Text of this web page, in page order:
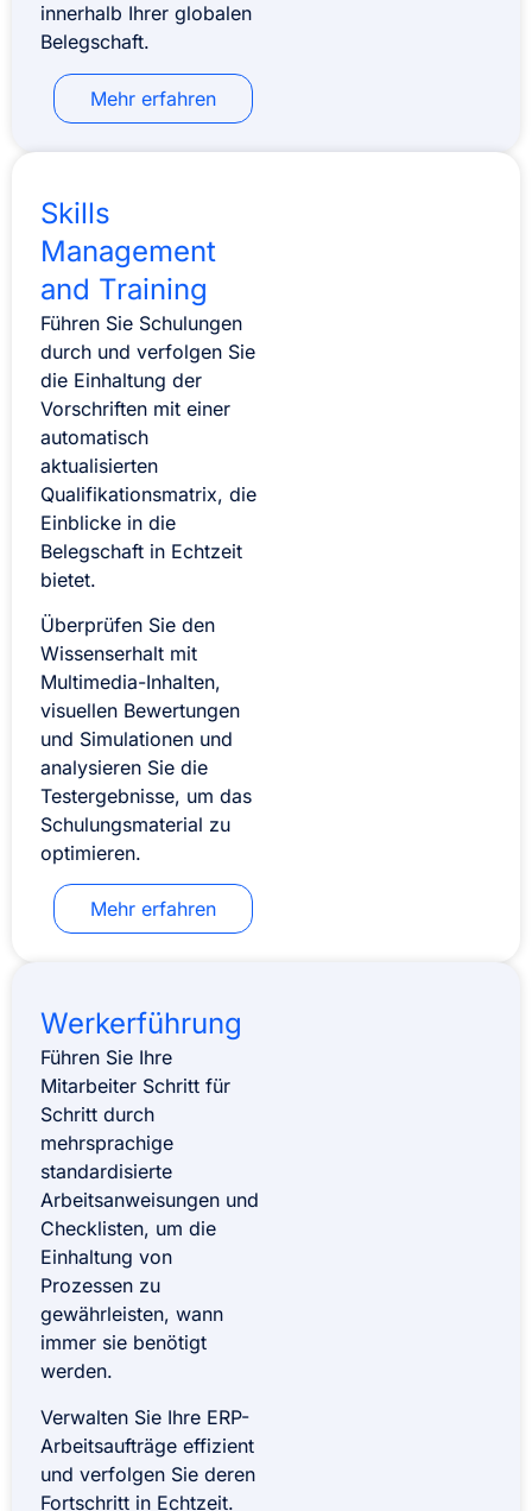
innerhalb Ihrer globalen
Belegschaft.
Mehr erfahren
Skills
Management
and Training
Führen Sie Schulungen
durch und verfolgen Sie
die Einhaltung der
Vorschriften mit einer
automatisch
aktualisierten
Qualifikationsmatrix, die
Einblicke in die
Belegschaft in Echtzeit
bietet.
Überprüfen Sie den
Wissenserhalt mit
Multimedia-Inhalten,
visuellen Bewertungen
und Simulationen und
analysieren Sie die
Testergebnisse, um das
Schulungsmaterial zu
optimieren.
Mehr erfahren
Werkerführung
Führen Sie Ihre
Mitarbeiter Schritt für
Schritt durch
mehrsprachige
standardisierte
Arbeitsanweisungen und
Checklisten, um die
Einhaltung von
Prozessen zu
gewährleisten, wann
immer sie benötigt
werden.
Verwalten Sie Ihre ERP-
Arbeitsaufträge effizient
und verfolgen Sie deren
Fortschritt in Echtzeit.